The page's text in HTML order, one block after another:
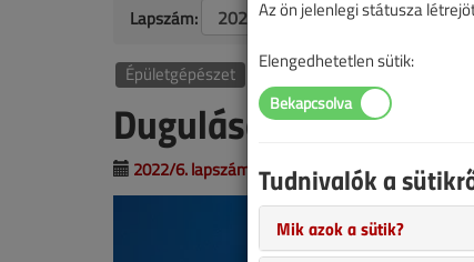
Lapszám:
Épületgépészet
Dugulások szakszerű
2022/6. lapszám | Lantos Tivadar |
Az ön jelenlegi státusza
Elengedhetetlen sütik:
Tudnivalók a
Mik azok a sütik?